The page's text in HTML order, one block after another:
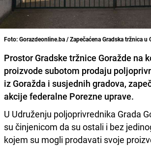
Foto: Gorazdeonline.ba / Zapečaćena Gradska tržnica u
Prostor Gradske tržnice Goražde na
proizvode subotom prodaju
iz Goražda i susjednih gradova,
akcije federalne Porezne uprave.
U Udruženju poljoprivrednika Grada
su činjenicom da su ostali i bez
kojem su mogli prodavati svoje